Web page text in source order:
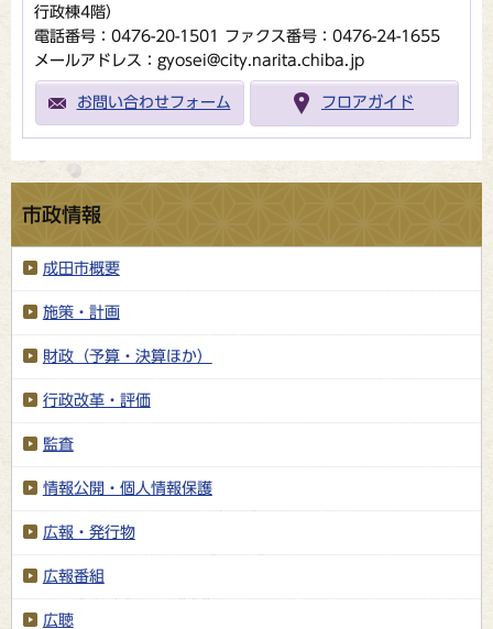
行政棟4階）
電話番号：0476-20-1501
ファクス番号：0476-24-1655
メールアドレス：gyosei@city.narita.chiba.jp
お問い合わせフォーム フロアガイド
市政情報
成田市概要
施策・計画
財政（予算・決算ほか）
行政改革・評価
監査
情報公開・個人情報保護
広報・発行物
広報番組
広聴